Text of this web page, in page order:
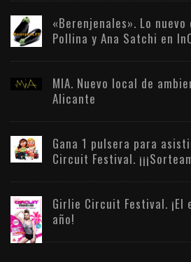
«Berenjenales». Lo nuevo
Pollina y Ana Satchi en
MIA. Nuevo local de
Alicante
Gana 1 pulsera para
Circuit Festival.
Girlie Circuit Festival. ¡El
año!